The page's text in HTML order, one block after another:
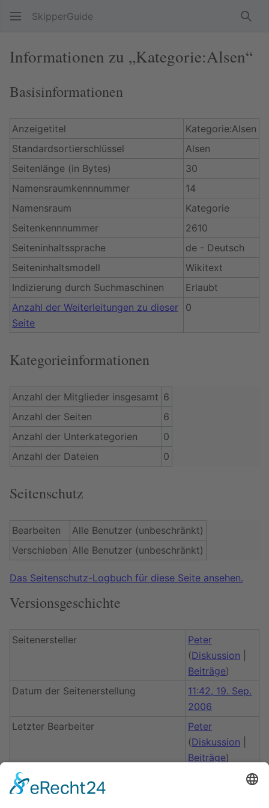
SkipperGuide
Informationen zu „Kategorie:Alsen“
Basisinformationen
Anzeigetitel
Kategorie:Alsen
Standardsortierschlüssel
Alsen
Seitenlänge (in Bytes)
30
Namensraumkennnummer
14
Namensraum
Kategorie
Seitenkennnummer
2610
Seiteninhaltssprache
de - Deutsch
Seiteninhaltsmodell
Wikitext
Indizierung durch Suchmaschinen
Erlaubt
Anzahl der Weiterleitungen zu dieser
Seite
0
Kategorieinformationen
Anzahl der Mitglieder insgesamt 6
Anzahl der Seiten
6
Anzahl der Unterkategorien
0
Anzahl der Dateien
0
Seitenschutz
Bearbeiten
Alle Benutzer (unbeschränkt)
Verschieben Alle Benutzer (unbeschränkt)
Das Seitenschutz-Logbuch für diese Seite ansehen.
Versionsgeschichte
Seitenersteller
Peter
(Diskussion
Beiträge)
Datum der Seitenerstellung
11:42, 19. Sep.
2006
Letzter Bearbeiter
Peter
(Diskussion
Beiträge)
Datum der letzten Bearbeitung
11:42, 19. Sep.